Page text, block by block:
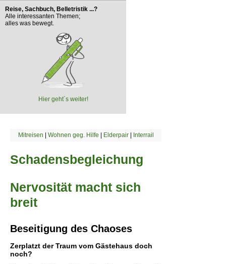
Reise, Sachbuch, Belletristik ...?
Alle interessanten Themen;
alles was bewegt.
Hier geht´s weiter!
Mitreisen | Wohnen geg. Hilfe | Elderpair| Interrail
Schadensbegleichung
Nervosität macht sich
breit
Beseitigung des Chaoses
Zerplatzt der Traum vom Gästehaus doch
noch?